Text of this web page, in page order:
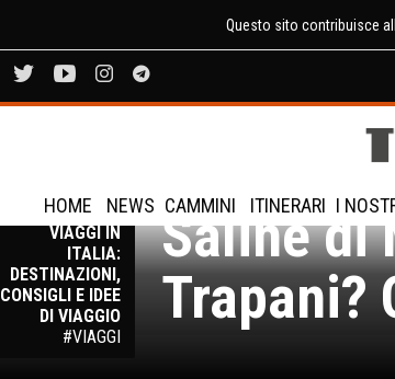
Questo sito contribuisce
HOME NEWS CAMMINI ITINERARI I
VIAGGI IN
ITALIA:
DESTINAZIONI,
CONSIGLI E IDEE
DI VIAGGIO
#VIAGGI
Saline di
Trapani?